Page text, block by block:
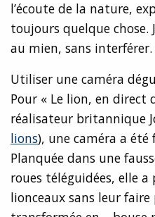
l’écoute de la nature,
toujours quelque chose.
au mien, sans interférer.
Utiliser une caméra
Pour « Le lion, en direct
réalisateur britannique
lions), une caméra a
Planquée dans une
roues téléguidées, elle a
lionceaux sans leur faire